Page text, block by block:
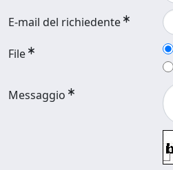
E-mail del richiedente
File
Messaggio